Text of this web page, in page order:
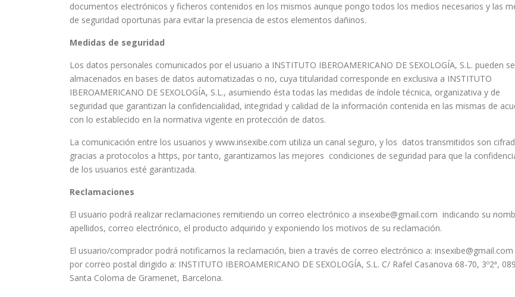
documentos electrónicos y ficheros contenidos en los mismos aunque pongo todos los medios necesarios y las
de seguridad oportunas para evitar la presencia de estos elementos dañinos.
Medidas de seguridad
Los datos personales comunicados por el usuario a INSTITUTO IBEROAMERICANO DE SEXOLOGÍA, S.L. pueden
almacenados en bases de datos automatizadas o no, cuya titularidad corresponde en exclusiva a INSTITUTO
IBEROAMERICANO DE SEXOLOGÍA, S.L., asumiendo ésta todas las medidas de índole técnica, organizativa y de
seguridad que garantizan la confidencialidad, integridad y calidad de la información contenida en las mismas de
con lo establecido en la normativa vigente en protección de datos.
La comunicación entre los usuarios y www.insexibe.com utiliza un canal seguro, y los datos transmitidos son
gracias a protocolos a https, por tanto, garantizamos las mejores condiciones de seguridad para que la
de los usuarios esté garantizada.
Reclamaciones
El usuario podrá realizar reclamaciones remitiendo un correo electrónico a insexibe@gmail.com indicando su
apellidos, correo electrónico, el producto adquirido y exponiendo los motivos de su reclamación.
El usuario/comprador podrá notificarnos la reclamación, bien a través de correo electrónico a:
por correo postal dirigido a: INSTITUTO IBEROAMERICANO DE SEXOLOGÍA, S.L. C/ Rafel Casanova 68-70, 3º2ª,
Santa Coloma de Gramenet, Barcelona.